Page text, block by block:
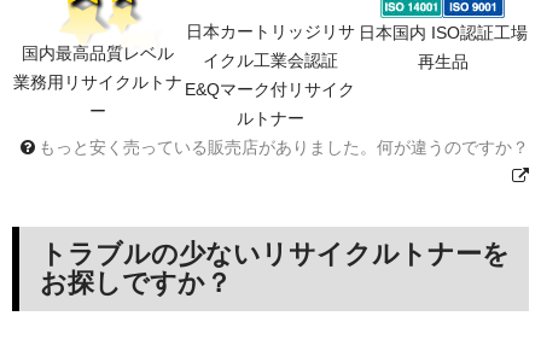
国内最高品質レベル
業務用リサイクルトナ
ー
日本カートリッジリサ
イクル工業会認証
E&Qマーク付リサイク
ルトナー
日本国内 ISO認証工場
再生品
もっと安く売っている販売店がありました。何が違うのですか？
トラブルの少ないリサイクルトナーを
お探しですか？